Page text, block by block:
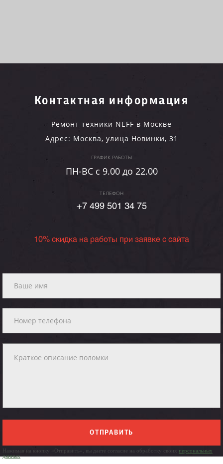
Контактная информация
Ремонт техники NEFF в Москве
Адрес: Москва, улица Новинки, 31
ГРАФИК РАБОТЫ
ПН-ВC c 9.00 до 22.00
ТЕЛЕФОН
+7 499 501 34 75
10% скидка на работы при заявке с сайта
ОТПРАВИТЬ
Нажимая на кнопку «Отправить», вы даете согласие на обработку своих персональных
данных